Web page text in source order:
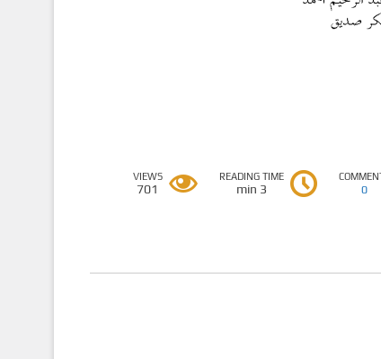
0
READING TIME
3 min
VIEWS
701